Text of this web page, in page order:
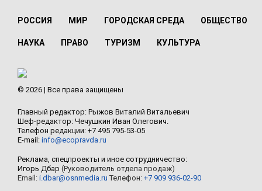
РОССИЯ МИР ГОРОДСКАЯ СРЕДА ОБЩЕСТВО
НАУКА ПРАВО ТУРИЗМ КУЛЬТУРА
© 2026 | Все права защищены
Главный редактор: Рыжов Виталий Витальевич
Шеф-редактор: Чечушкин Иван Олегович.
Телефон редакции: +7 495 795-53-05
E-mail: info@ecopravda.ru
Реклама, спецпроекты и иное сотрудничество:
Игорь Дбар (Руководитель отдела продаж)
Email: i.dbar@osnmedia.ru Телефон: +7 909 936-02-90